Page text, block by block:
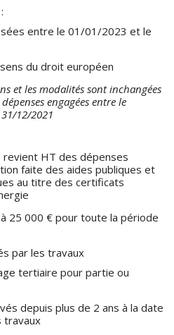
entre le 01/01/2023 et le
du droit européen
et les modalités sont inchangées
engagées entre le
12/2021
revient HT des dépenses
faite des aides publiques et
au titre des certificats
à 25 000 € pour toute la période
par les travaux
tertiaire pour partie ou
depuis plus de 2 ans à la date
travaux